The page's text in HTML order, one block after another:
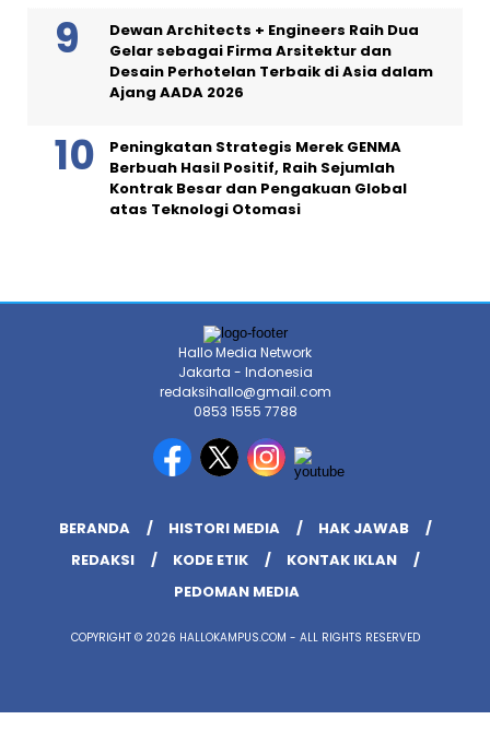
Dewan Architects + Engineers Raih Dua
Gelar sebagai Firma Arsitektur dan
Desain Perhotelan Terbaik di Asia dalam
Ajang AADA 2026
Peningkatan Strategis Merek GENMA
Berbuah Hasil Positif, Raih Sejumlah
Kontrak Besar dan Pengakuan Global
atas Teknologi Otomasi
Hallo Media Network
Jakarta - Indonesia
redaksihallo@gmail.com
0853 1555 7788
BERANDA HISTORI MEDIA
HAK JAWAB
REDAKSI
KODE ETIK
KONTAK IKLAN
PEDOMAN MEDIA
COPYRIGHT © 2026 HALLOKAMPUS.COM - ALL RIGHTS RESERVED